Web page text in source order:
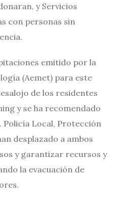
y Servicios
con personas sin
emitido por la
(Aemet) para este
de los residentes
y se ha recomendado
Policía Local, Protección
desplazado a ambos
y garantizar recursos y
la evacuación de